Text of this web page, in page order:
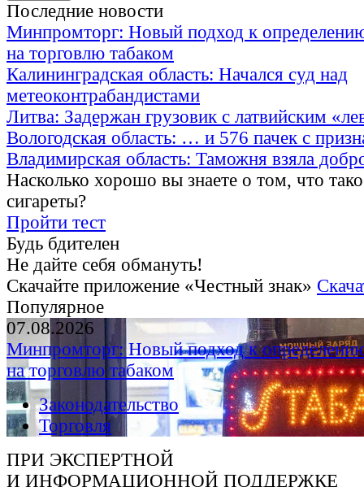
Последние новости
Минпромторг: Новый подход к
на торговлю табаком
Калининградская область: Начался суд над
метеоконтрабандистами
Литва: Задержан грузовик с латвийским
Вологодская область: … и 576 пачек с
Владимирская область: Таможня взяла
Насколько хорошо вы знаете о том, что
сигареты?
Пройти тест
Будь бдителен
Не дайте себя обмануть!
Скачайте приложение «Честный знак»
Популярное
07.08.2026
Минпромторг: Новый подход к
на торговлю табаком
Законодательство
Торговля
ПРИ ЭКСПЕРТНОЙ
И ИНФОРМАЦИОННОЙ ПОДДЕРЖКЕ